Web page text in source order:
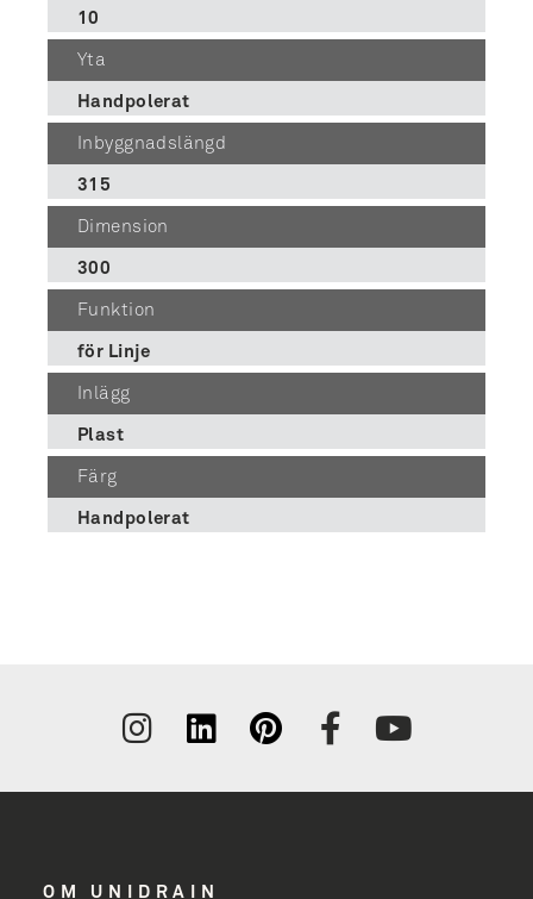
10
Yta
Handpolerat
Inbyggnadslängd
315
Dimension
300
Funktion
för Linje
Inlägg
Plast
Färg
Handpolerat
Tilmeld
OM UNIDRAIN